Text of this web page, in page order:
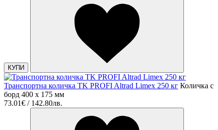
КУПИ
Транспортна количка TK PROFI Altrad Limex 250 кг Количка с
борд 400 x 175 мм
73.01€ / 142.80лв.